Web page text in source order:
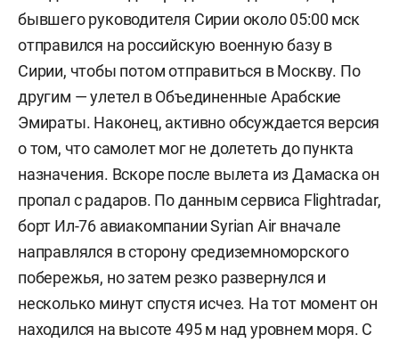
бывшего руководителя Сирии около 05:00 мск
отправился на российскую военную базу в
Сирии, чтобы потом отправиться в Москву. По
другим — улетел в Объединенные Арабские
Эмираты. Наконец, активно обсуждается версия
о том, что самолет мог не долететь до пункта
назначения. Вскоре после вылета из Дамаска он
пропал с радаров. По данным сервиса Flightradar,
борт Ил-76 авиакомпании Syrian Air вначале
направлялся в сторону средиземноморского
побережья, но затем резко развернулся и
несколько минут спустя исчез. На тот момент он
находился на высоте 495 м над уровнем моря. С